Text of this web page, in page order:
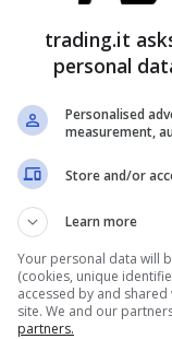
questo bonus
a causa
essere
al docente
docente della
e il 2023, ma
trading.it
personal
Personalised
measurement,
Store and/or
Learn more
Your personal data will
(cookies, unique
accessed by and
site. We and our
partners.